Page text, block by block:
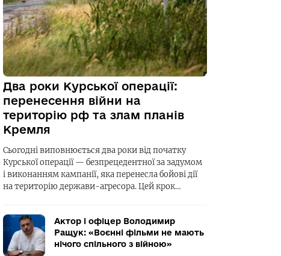
Два роки Курської операції:
перенесення війни на
територію рф та злам планів
Кремля
Сьогодні виповнюється два роки від початку
Курської операції — безпрецедентної за задумом
і виконанням кампанії, яка перенесла бойові дії
на територію держави-агресора. Цей крок…
Актор і офіцер Володимир
Ращук: «Воєнні фільми не мають
нічого спільного з війною»